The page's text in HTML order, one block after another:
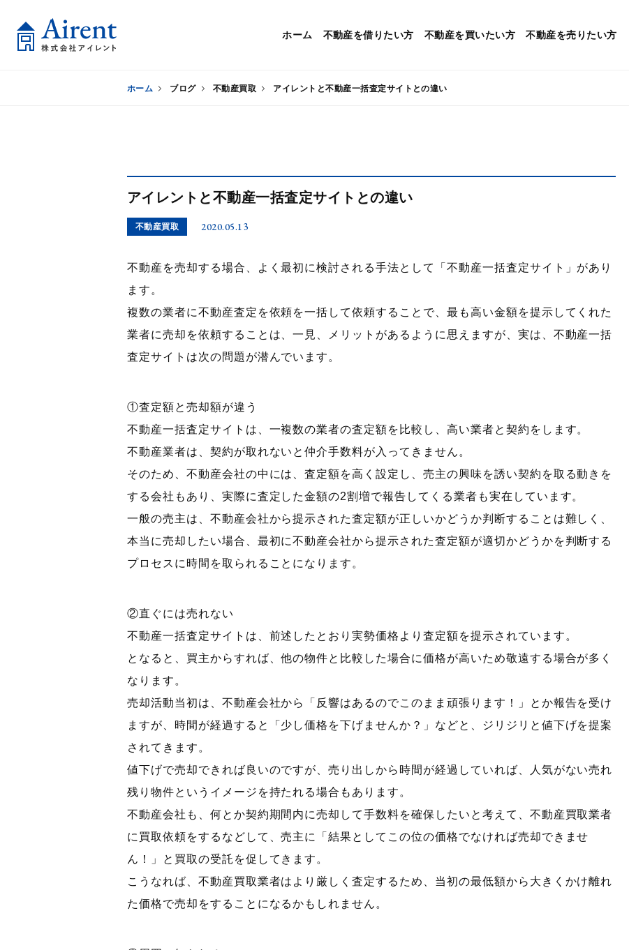
ホーム 不動産を借りたい方 不動産を買いたい方 不動産を売りたい方
ホーム ブログ 不動産買取 アイレントと不動産一括査定サイトとの違い
アイレントと不動産一括査定サイトとの違い
不動産買取 2020.05.13
不動産を売却する場合、よく最初に検討される手法として「不動産一括査定サイト」があり
ます。
複数の業者に不動産査定を依頼を一括して依頼することで、最も高い金額を提示してくれた
業者に売却を依頼することは、一見、メリットがあるように思えますが、実は、不動産一括
査定サイトは次の問題が潜んでいます。
①査定額と売却額が違う
不動産一括査定サイトは、一複数の業者の査定額を比較し、高い業者と契約をします。
不動産業者は、契約が取れないと仲介手数料が入ってきません。
そのため、不動産会社の中には、査定額を高く設定し、売主の興味を誘い契約を取る動きを
する会社もあり、実際に査定した金額の2割増で報告してくる業者も実在しています。
一般の売主は、不動産会社から提示された査定額が正しいかどうか判断することは難しく、
本当に売却したい場合、最初に不動産会社から提示された査定額が適切かどうかを判断する
プロセスに時間を取られることになります。
②直ぐには売れない
不動産一括査定サイトは、前述したとおり実勢価格より査定額を提示されています。
となると、買主からすれば、他の物件と比較した場合に価格が高いため敬遠する場合が多く
なります。
売却活動当初は、不動産会社から「反響はあるのでこのまま頑張ります！」とか報告を受け
ますが、時間が経過すると「少し価格を下げませんか？」などと、ジリジリと値下げを提案
されてきます。
値下げで売却できれば良いのですが、売り出しから時間が経過していれば、人気がない売れ
残り物件というイメージを持たれる場合もあります。
不動産会社も、何とか契約期間内に売却して手数料を確保したいと考えて、不動産買取業者
に買取依頼をするなどして、売主に「結果としてこの位の価格でなければ売却できませ
ん！」と買取の受託を促してきます。
こうなれば、不動産買取業者はより厳しく査定するため、当初の最低額から大きくかけ離れ
た価格で売却をすることになるかもしれません。